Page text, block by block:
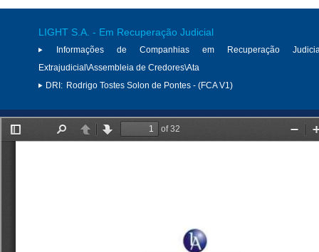
LIGHT S.A. - Em Recuperação Judicial
Informações de Companhias em Recuperação
Extrajudicial\Assembleia de Credores\Ata
DRI: Rodrigo Tostes Solon de Pontes - (FCA V1)